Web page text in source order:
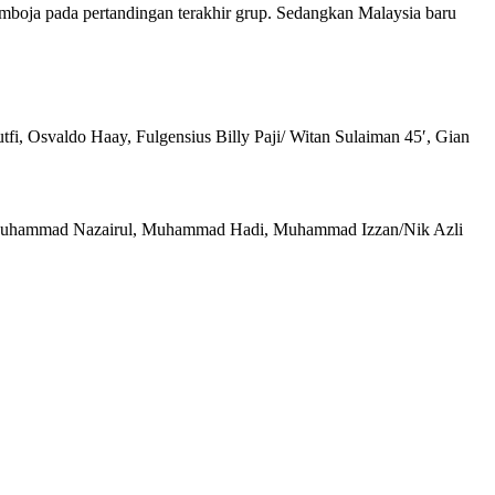
pada pertandingan terakhir grup. Sedangkan Malaysia baru
Osvaldo Haay, Fulgensius Billy Paji/ Witan Sulaiman 45′, Gian
Nazairul, Muhammad Hadi, Muhammad Izzan/Nik Azli